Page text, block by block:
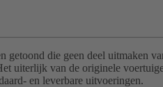
getoond die geen deel uitmaken
uiterlijk van de originele
en leverbare uitvoeringen.